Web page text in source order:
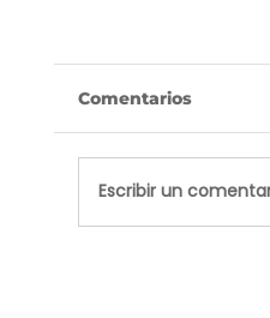
Comentarios
Escribir un